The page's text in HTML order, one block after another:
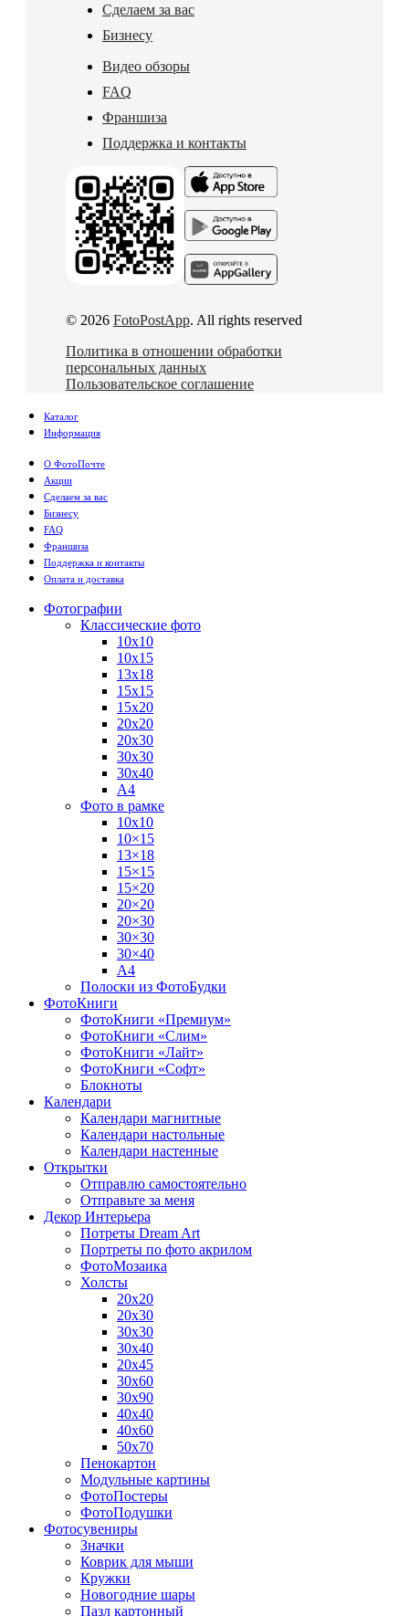
Сделаем за вас
Бизнесу
Видео обзоры
FAQ
Франшиза
Поддержка и контакты
© 2026 FotoPostApp. All rights reserved
Политика в отношении обработки
персональных данных
Пользовательское соглашение
Каталог
Информация
О ФотоПочте
Акции
Сделаем за вас
Бизнесу
FAQ
Франшиза
Поддержка и контакты
Оплата и доставка
Фотографии
Классические фото
10х10
10х15
13х18
15х15
15х20
20х20
20х30
30х30
30х40
А4
Фото в рамке
10х10
10×15
13×18
15×15
15×20
20×20
20×30
30×30
30×40
A4
Полоски из ФотоБудки
ФотоКниги
ФотоКниги «Премиум»
ФотоКниги «Слим»
ФотоКниги «Лайт»
ФотоКниги «Софт»
Блокноты
Календари
Календари магнитные
Календари настольные
Календари настенные
Открытки
Отправлю самостоятельно
Отправьте за меня
Декор Интерьера
Потреты Dream Art
Портреты по фото акрилом
ФотоМозаика
Холсты
20х20
20х30
30х30
30х40
20х45
30х60
30х90
40х40
40х60
50х70
Пенокартон
Модульные картины
ФотоПостеры
ФотоПодушки
Фотоcувениры
Значки
Коврик для мыши
Кружки
Новогодние шары
Пазл картонный